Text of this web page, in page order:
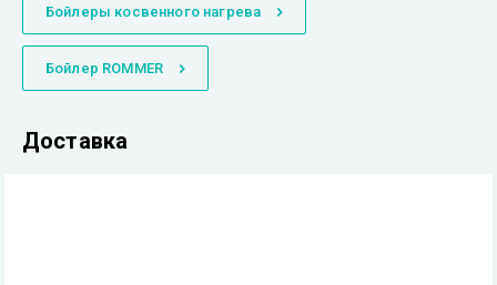
Бойлеры косвенного нагрева
Бойлер ROMMER
Доставка